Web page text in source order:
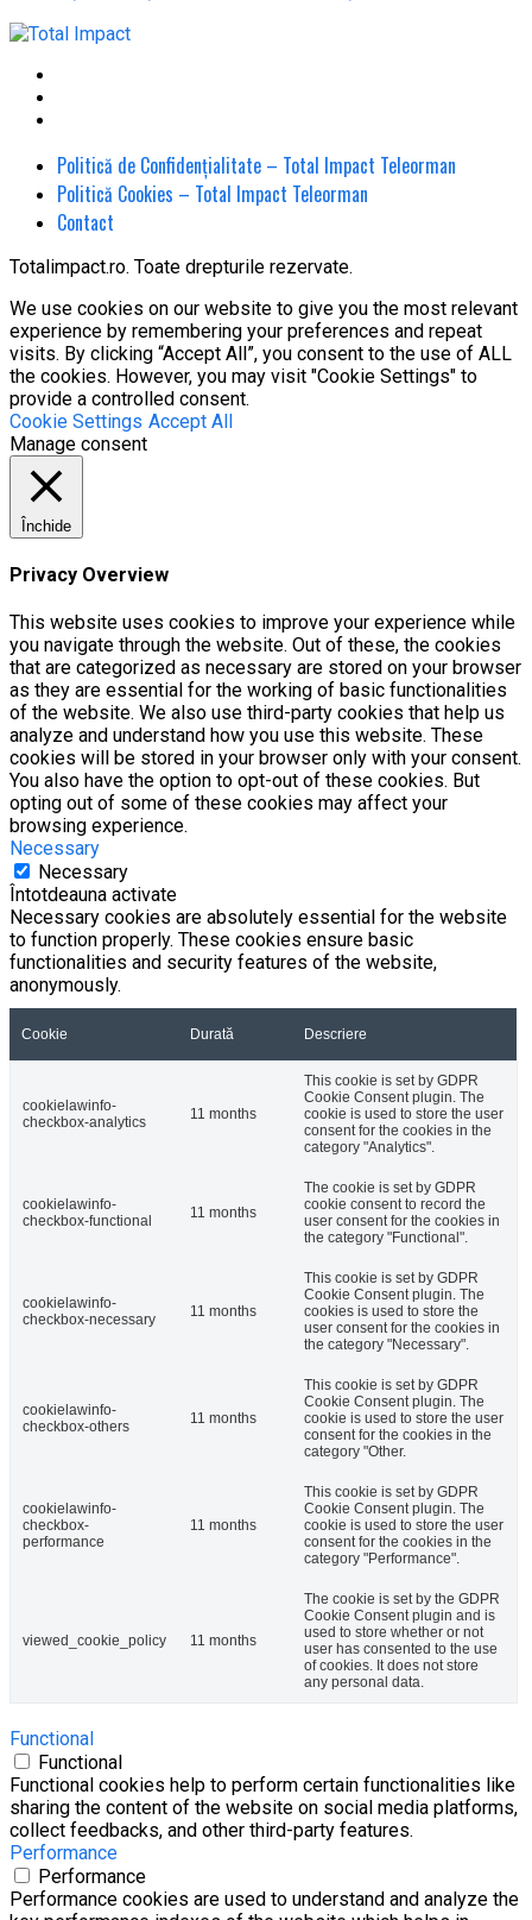
Politică de Confidențialitate – Total Impact Teleorman
Politică Cookies – Total Impact Teleorman
Contact
Totalimpact.ro. Toate drepturile rezervate.
We use cookies on our website to give you the most relevant
experience by remembering your preferences and repeat
visits. By clicking “Accept All”, you consent to the use of ALL
the cookies. However, you may visit "Cookie Settings" to
provide a controlled consent.
Cookie Settings Accept All
Manage consent
Închide
Privacy Overview
This website uses cookies to improve your experience while
you navigate through the website. Out of these, the cookies
that are categorized as necessary are stored on your browser
as they are essential for the working of basic functionalities
of the website. We also use third-party cookies that help us
analyze and understand how you use this website. These
cookies will be stored in your browser only with your consent.
You also have the option to opt-out of these cookies. But
opting out of some of these cookies may affect your
browsing experience.
Necessary
Necessary
Întotdeauna activate
Necessary cookies are absolutely essential for the website
to function properly. These cookies ensure basic
functionalities and security features of the website,
anonymously.
Cookie Durată Descriere
cookielawinfo-
checkbox-analytics
11 months
This cookie is set by GDPR
Cookie Consent plugin. The
cookie is used to store the user
consent for the cookies in the
category "Analytics".
cookielawinfo-
checkbox-functional
11 months
The cookie is set by GDPR
cookie consent to record the
user consent for the cookies in
the category "Functional".
cookielawinfo-
checkbox-necessary
11 months
This cookie is set by GDPR
Cookie Consent plugin. The
cookies is used to store the
user consent for the cookies in
the category "Necessary".
cookielawinfo-
checkbox-others
11 months
This cookie is set by GDPR
Cookie Consent plugin. The
cookie is used to store the user
consent for the cookies in the
category "Other.
cookielawinfo-
checkbox-
performance
11 months
This cookie is set by GDPR
Cookie Consent plugin. The
cookie is used to store the user
consent for the cookies in the
category "Performance".
viewed_cookie_policy 11 months
The cookie is set by the GDPR
Cookie Consent plugin and is
used to store whether or not
user has consented to the use
of cookies. It does not store
any personal data.
Functional
Functional
Functional cookies help to perform certain functionalities like
sharing the content of the website on social media platforms,
collect feedbacks, and other third-party features.
Performance
Performance
Performance cookies are used to understand and analyze the